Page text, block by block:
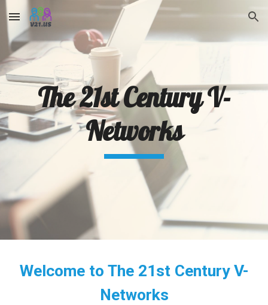
Skip to main content Skip to navigation
The 21st Century V-
Networks
Welcome to The 21st Century V-
Networks